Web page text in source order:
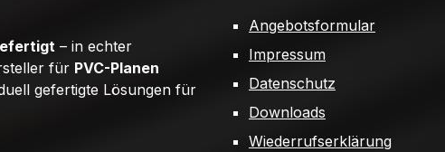
– in echter
für PVC-Planen
gefertigte Lösungen für
Angebotsformular
Impressum
Datenschutz
Downloads
Wiederrufserklärung